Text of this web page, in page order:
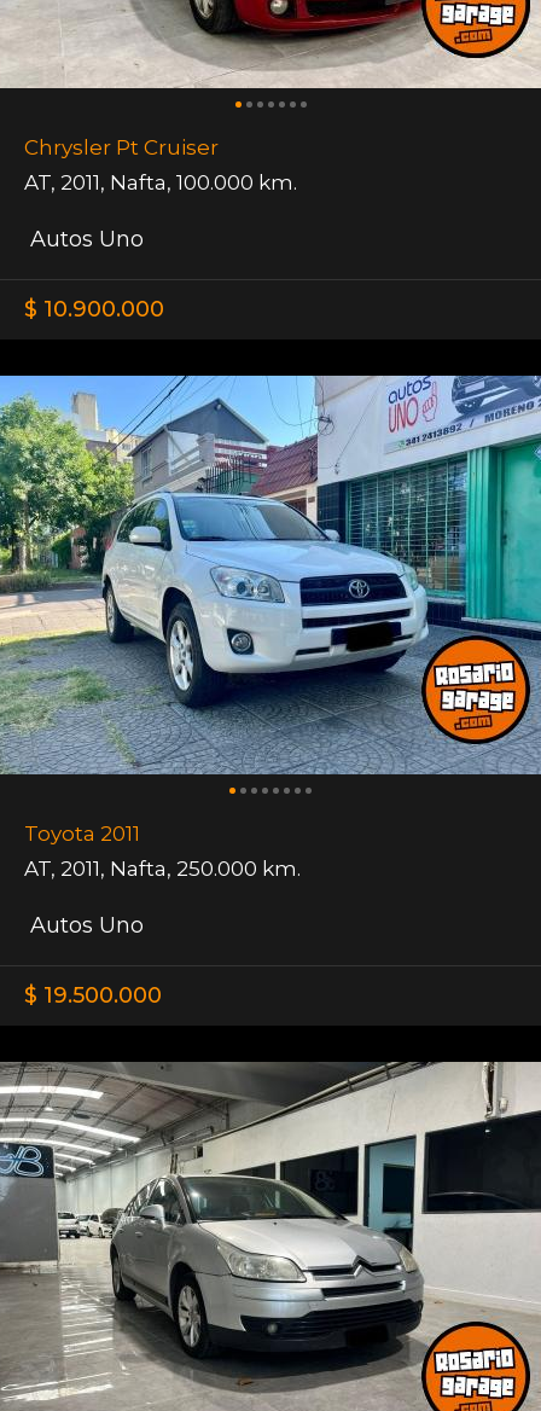
Chrysler Pt Cruiser
AT, 2011, Nafta, 100.000 km.
Autos Uno
$ 10.900.000
Toyota 2011
AT, 2011, Nafta, 250.000 km.
Autos Uno
$ 19.500.000